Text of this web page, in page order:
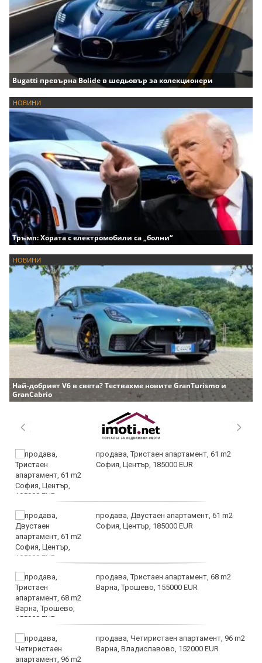
Bugatti превърна Bolide в шедьовър за колекционери
НОВИНИ
Тръмп: Хората с електромобили са „болни“
НОВИНИ
Най-добрият V6 в света? Тествахме новите GranTurismo и
GranCabrio
продава, Тристаен апартамент, 61 m2
София, Център, 185000 EUR
продава, Двустаен апартамент, 61 m2
София, Център, 185000 EUR
продава, Тристаен апартамент, 68 m2
Варна, Трошево, 155000 EUR
продава, Четиристаен апартамент, 96 m2
Варна, Владиславово, 152000 EUR